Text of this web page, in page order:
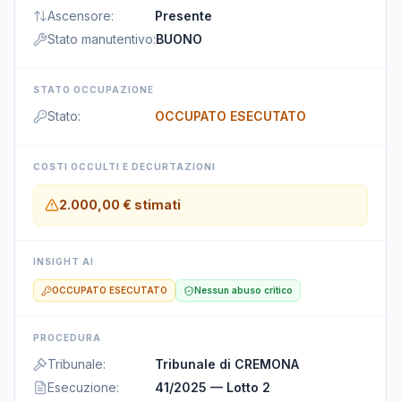
Ascensore:
Presente
Stato manutentivo:BUONO
STATO OCCUPAZIONE
Stato: OCCUPATO ESECUTATO
COSTI OCCULTI E DECURTAZIONI
2.000,00 € stimati
INSIGHT AI
OCCUPATO ESECUTATO Nessun abuso critico
PROCEDURA
Tribunale:
Tribunale di CREMONA
Esecuzione:
41/2025 — Lotto 2